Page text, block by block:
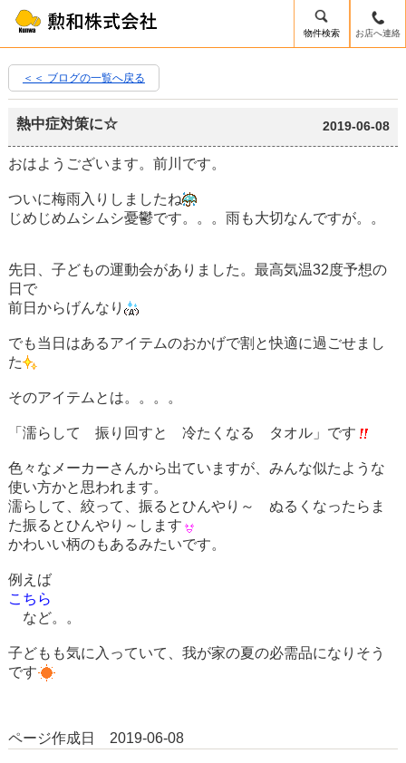
物件検索 お店へ連絡
＜＜ ブログの一覧へ戻る
熱中症対策に☆ 2019-06-08
おはようございます。前川です。
ついに梅雨入りしましたね
じめじめムシムシ憂鬱です。。。雨も大切なんですが。。
先日、子どもの運動会がありました。最高気温32度予想の
日で
前日からげんなり
でも当日はあるアイテムのおかげで割と快適に過ごせまし
た
そのアイテムとは。。。。
「濡らして 振り回すと 冷たくなる タオル」です
色々なメーカーさんから出ていますが、みんな似たような
使い方かと思われます。
濡らして、絞って、振るとひんやり～ ぬるくなったらま
た振るとひんやり～します
かわいい柄のもあるみたいです。
例えば
こちら
など。。
子どもも気に入っていて、我が家の夏の必需品になりそう
です
ページ作成日 2019-06-08